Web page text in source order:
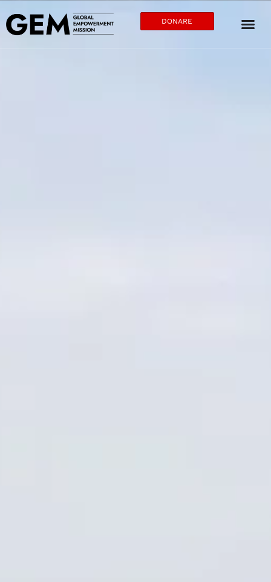
DONARE